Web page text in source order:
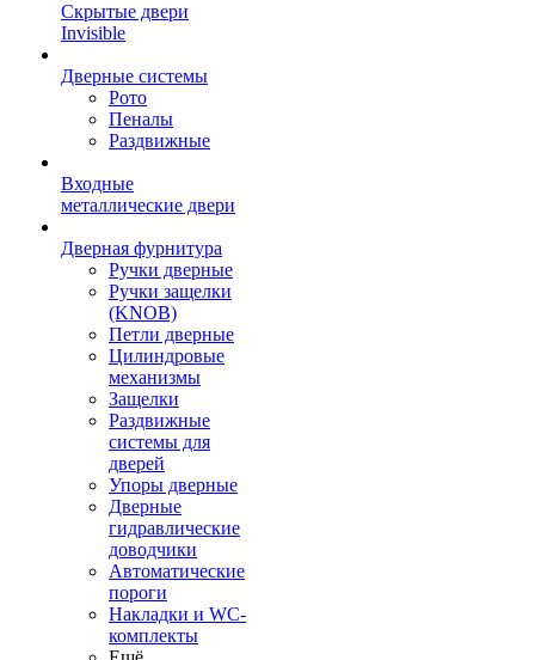
Скрытые двери
Invisible
Дверные системы
Рото
Пеналы
Раздвижные
Входные
металлические двери
Дверная фурнитура
Ручки дверные
Ручки защелки
(KNOB)
Петли дверные
Цилиндровые
механизмы
Защелки
Раздвижные
системы для
дверей
Упоры дверные
Дверные
гидравлические
доводчики
Автоматические
пороги
Накладки и WC-
комплекты